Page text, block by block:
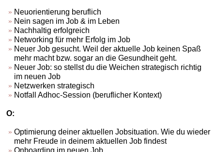
Neuorientierung beruflich
Nein sagen im Job & im Leben
Nachhaltig erfolgreich
Networking für mehr Erfolg im Job
Neuer Job gesucht. Weil der aktuelle Job keinen Spaß
mehr macht bzw. sogar an die Gesundheit geht.
Neuer Job: so stellst du die Weichen strategisch richtig
im neuen Job
Netzwerken strategisch
Notfall Adhoc-Session (beruflicher Kontext)
O:
Optimierung deiner aktuellen Jobsituation. Wie du wieder
mehr Freude in deinem aktuellen Job findest